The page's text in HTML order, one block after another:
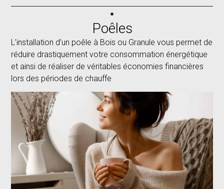
Poêles
L’installation d’un poêle à Bois ou Granule vous permet de
réduire drastiquement votre consommation énergétique
et ainsi de réaliser de véritables économies financières
lors des périodes de chauffe